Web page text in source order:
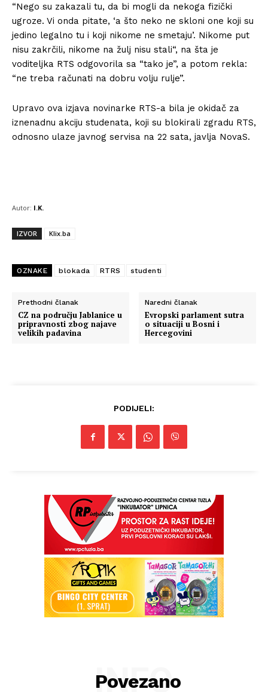
“Nego su zakazali tu, da bi mogli da nekoga fizički
ugroze. Vi onda pitate, ‘a što neko ne skloni one koji su
jedino legalno tu i koji nikome ne smetaju’. Nikome put
nisu zakrčili, nikome na žulj nisu stali“, na šta je
voditeljka RTS odgovorila sa “tako je”, a potom rekla:
“ne treba računati na dobru volju rulje”.
Upravo ova izjava novinarke RTS-a bila je okidač za
iznenadnu akciju studenata, koji su blokirali zgradu RTS,
odnosno ulaze javnog servisa na 22 sata, javlja NovaS.
Autor: I.K.
IZVOR Klix.ba
OZNAKE blokada RTRS studenti
Prethodni članak
CZ na području Jablanice u
pripravnosti zbog najave
velikih padavina
Naredni članak
Evropski parlament sutra
o situaciji u Bosni i
Hercegovini
PODIJELI:
Povezano
INFO